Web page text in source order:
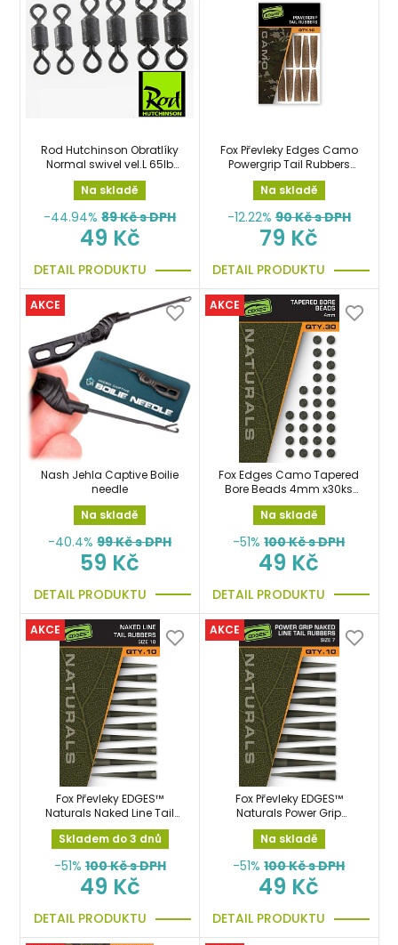
Rod Hutchinson Obratlíky
Normal swivel vel.L 65lb
zátěž
Na skladě
-44.94% 89Kč s DPH
49 Kč
DETAIL PRODUKTU
Fox Převleky Edges Camo
Powergrip Tail Rubbers
10pcs
Na skladě
-12.22% 90Kč s DPH
79 Kč
DETAIL PRODUKTU
AKCE
Nash Jehla Captive Boilie
needle
Na skladě
-40.4% 99Kč s DPH
59 Kč
DETAIL PRODUKTU
AKCE
Fox Edges Camo Tapered
Bore Beads 4mm x30ks
zarážky, gumové
stoppery
Na skladě
-51% 100Kč s DPH
49 Kč
DETAIL PRODUKTU
AKCE
Fox Převleky EDGES™
Naturals Naked Line Tail
Rubbers - Size 10
Skladem do 3 dnů
-51% 100Kč s DPH
49 Kč
DETAIL PRODUKTU
AKCE
Fox Převleky EDGES™
Naturals Power Grip
Naked Line Tail Rubbers -
Size 7
Na skladě
-51% 100Kč s DPH
49 Kč
DETAIL PRODUKTU